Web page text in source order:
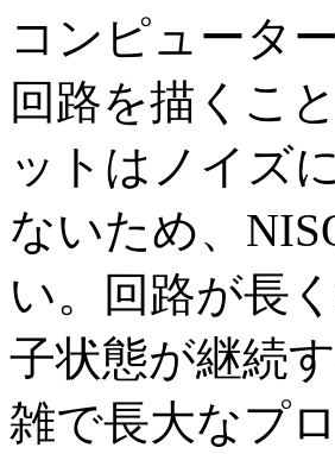
コンピュータ
回路を描くこ
ットはノイズ
ないため、
い。回路が長
子状態が継続
雑で長大なプ